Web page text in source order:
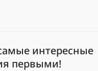
интересные
первыми!